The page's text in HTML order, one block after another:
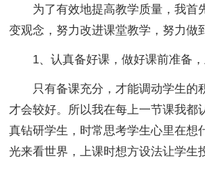
为了有效地提高教学质量，我首
变观念，努力改进课堂教学，努力做
1、认真备好课，做好课前准备，
只有备课充分，才能调动学生的
才会较好。所以我在每上一节课我都
真钻研学生，时常思考学生心里在想
光来看世界，上课时想方设法让学生